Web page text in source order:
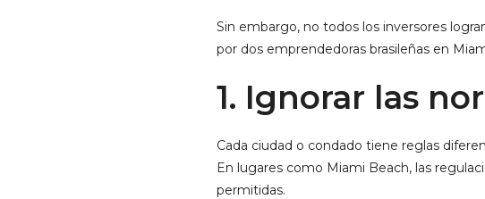
Sin embargo, no todos los inversores
por dos emprendedoras brasileñas en
1. Ignorar las
Cada ciudad o condado tiene reglas
En lugares como Miami Beach, las
permitidas.